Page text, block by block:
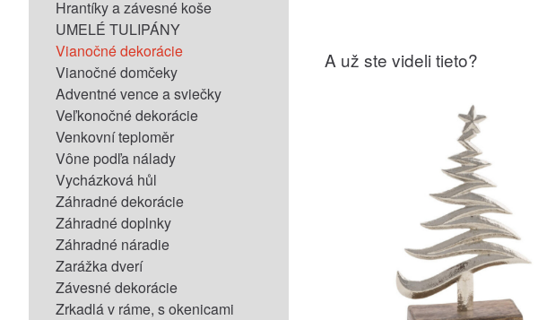
Hrantíky a závesné koše
UMELÉ TULIPÁNY
Vianočné dekorácie
Vianočné domčeky
Adventné vence a sviečky
Veľkonočné dekorácie
Venkovní teploměr
Vône podľa nálady
Vycházková hůl
Záhradné dekorácie
Záhradné doplnky
Záhradné náradie
Zarážka dverí
Závesné dekorácie
Zrkadlá v ráme, s okenicami
A už ste videli tieto?